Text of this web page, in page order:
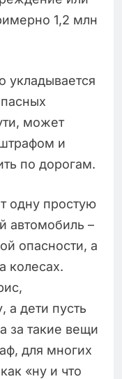
1,2 млн
укладывается
может
и
по дорогам.
одну простую
автомобиль –
опасности, а
колесах.
а дети пусть
за такие вещи
для многих
«ну и что